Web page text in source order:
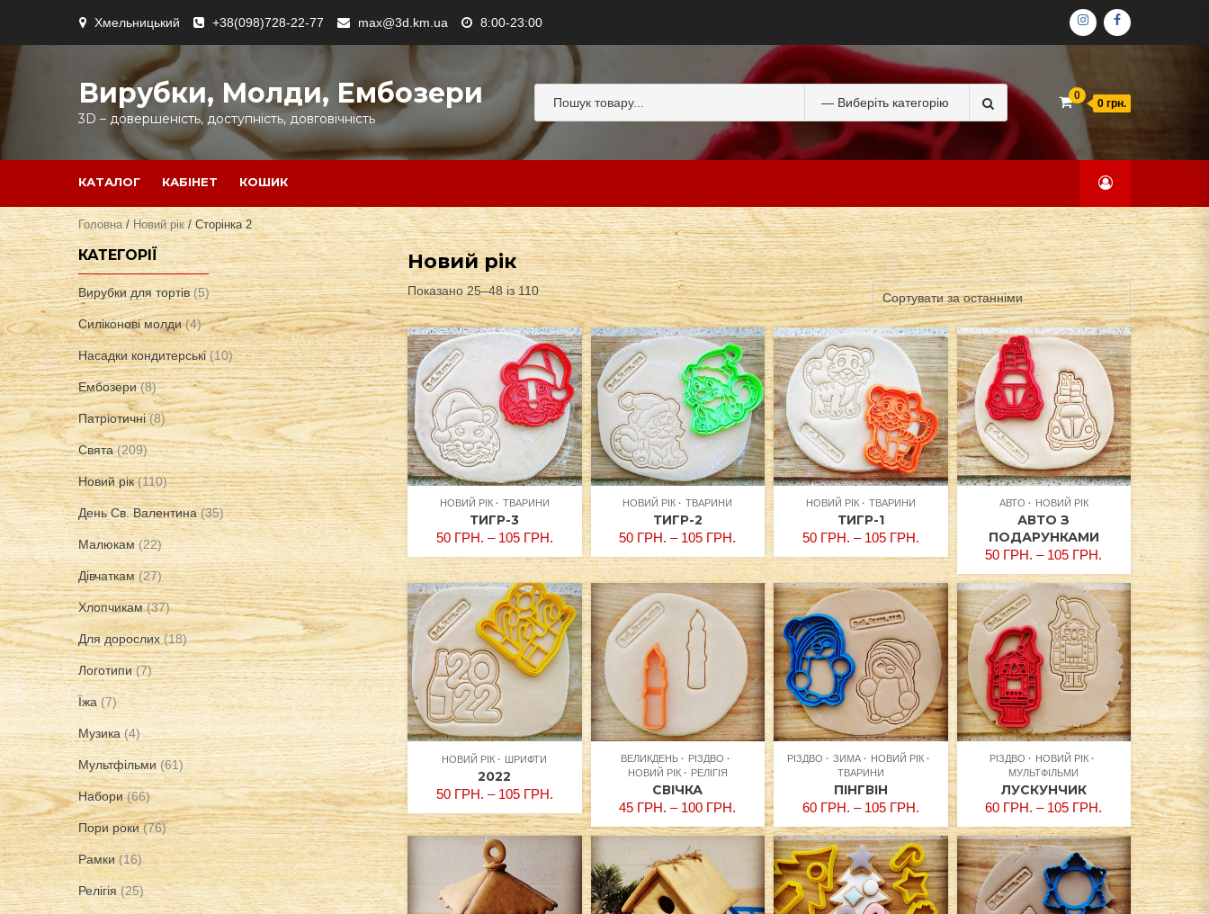
content
Хмельницький +38(098)728-22-77 max@3d.km.ua 8:00-23:00 ІНСТАГРАМ
ФЕЙСБУК
Вирубки, Молди, Ембозери
3D – довершеність, доступність, довговічність
Search
for:
0
0 грн.
КАТАЛОГ КАБІНЕТ КОШИК
Головна/Новий рік/ Сторінка 2
Новий рік
Показано 25–48 із 110
НОВИЙ РІК ТВАРИНИ
ТИГР-3
50 ГРН. – 105 ГРН.
НОВИЙ РІК ТВАРИНИ
ТИГР-2
50 ГРН. – 105 ГРН.
НОВИЙ РІК ТВАРИНИ
ТИГР-1
50 ГРН. – 105 ГРН.
АВТО НОВИЙ РІК
АВТО З
ПОДАРУНКАМИ
50 ГРН. – 105 ГРН.
НОВИЙ РІК ШРИФТИ
2022
50 ГРН. – 105 ГРН.
ВЕЛИКДЕНЬ
РІЗДВО
НОВИЙ РІК
РЕЛІГІЯ
СВІЧКА
45 ГРН. – 100 ГРН.
РІЗДВО ЗИМА
НОВИЙ РІК
ТВАРИНИ
ПІНГВІН
60 ГРН. – 105 ГРН.
РІЗДВО
НОВИЙ РІК
МУЛЬТФІЛЬМИ
ЛУСКУНЧИК
60 ГРН. – 105 ГРН.
КАТЕГОРІЇ
Вирубки для тортів (5)
Силіконові молди (4)
Насадки кондитерські (10)
Ембозери (8)
Патріотичні (8)
Свята (209)
Новий рік (110)
День Св. Валентина (35)
Малюкам (22)
Дівчаткам (27)
Хлопчикам (37)
Для дорослих (18)
Логотипи (7)
Їжа (7)
Музика (4)
Мультфільми (61)
Набори (66)
Пори роки (76)
Рамки (16)
Релігія (25)